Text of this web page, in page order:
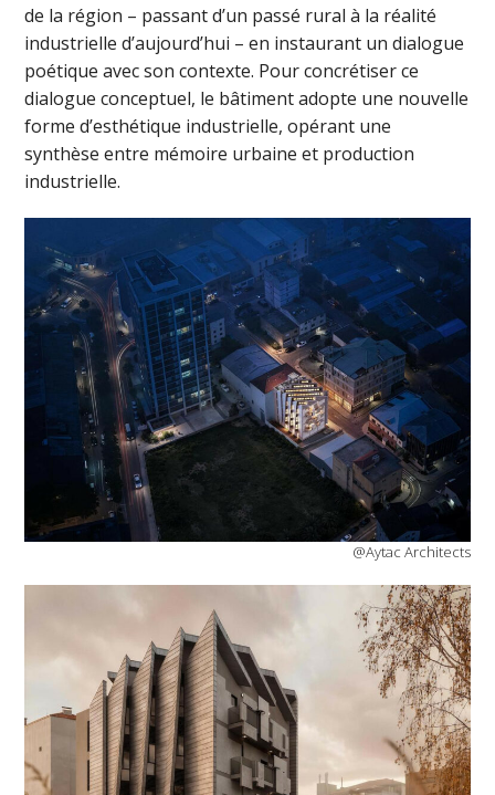
de la région – passant d’un passé rural à la réalité
industrielle d’aujourd’hui – en instaurant un dialogue
poétique avec son contexte. Pour concrétiser ce
dialogue conceptuel, le bâtiment adopte une nouvelle
forme d’esthétique industrielle, opérant une
synthèse entre mémoire urbaine et production
industrielle.
@Aytac Architects